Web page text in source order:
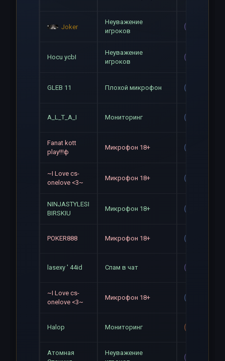
Joker
Неуважение
игроков
Hocu ycbI
Неуважение
игроков
GLEB 11 Плохой микрофон
A_L_T_A_I Мониторинг
Fanat kott
play!!!ф
Микрофон 18+
~I Love cs-
onelove <3~
Микрофон 18+
NINJASTYLESI
BIRSKIU
Микрофон 18+
POKER888 Микрофон 18+
lasexy ' 44id Спам в чат
~I Love cs-
onelove <3~
Микрофон 18+
Halop Мониторинг
Атомная
Неуважение